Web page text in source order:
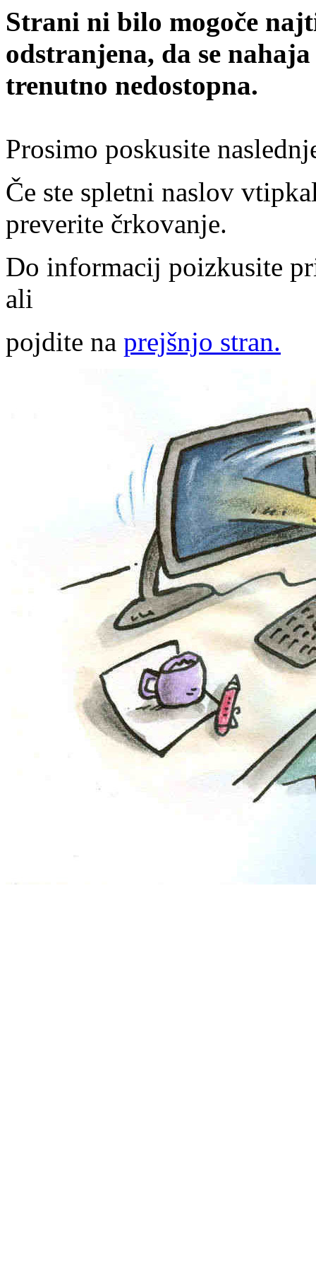
Strani ni bilo mogoče
odstranjena, da se
trenutno nedostopna.
Prosimo poskusite
Če ste spletni naslov
preverite črkovanje.
Do informacij poizkusite
ali
pojdite na prejšnjo stran.